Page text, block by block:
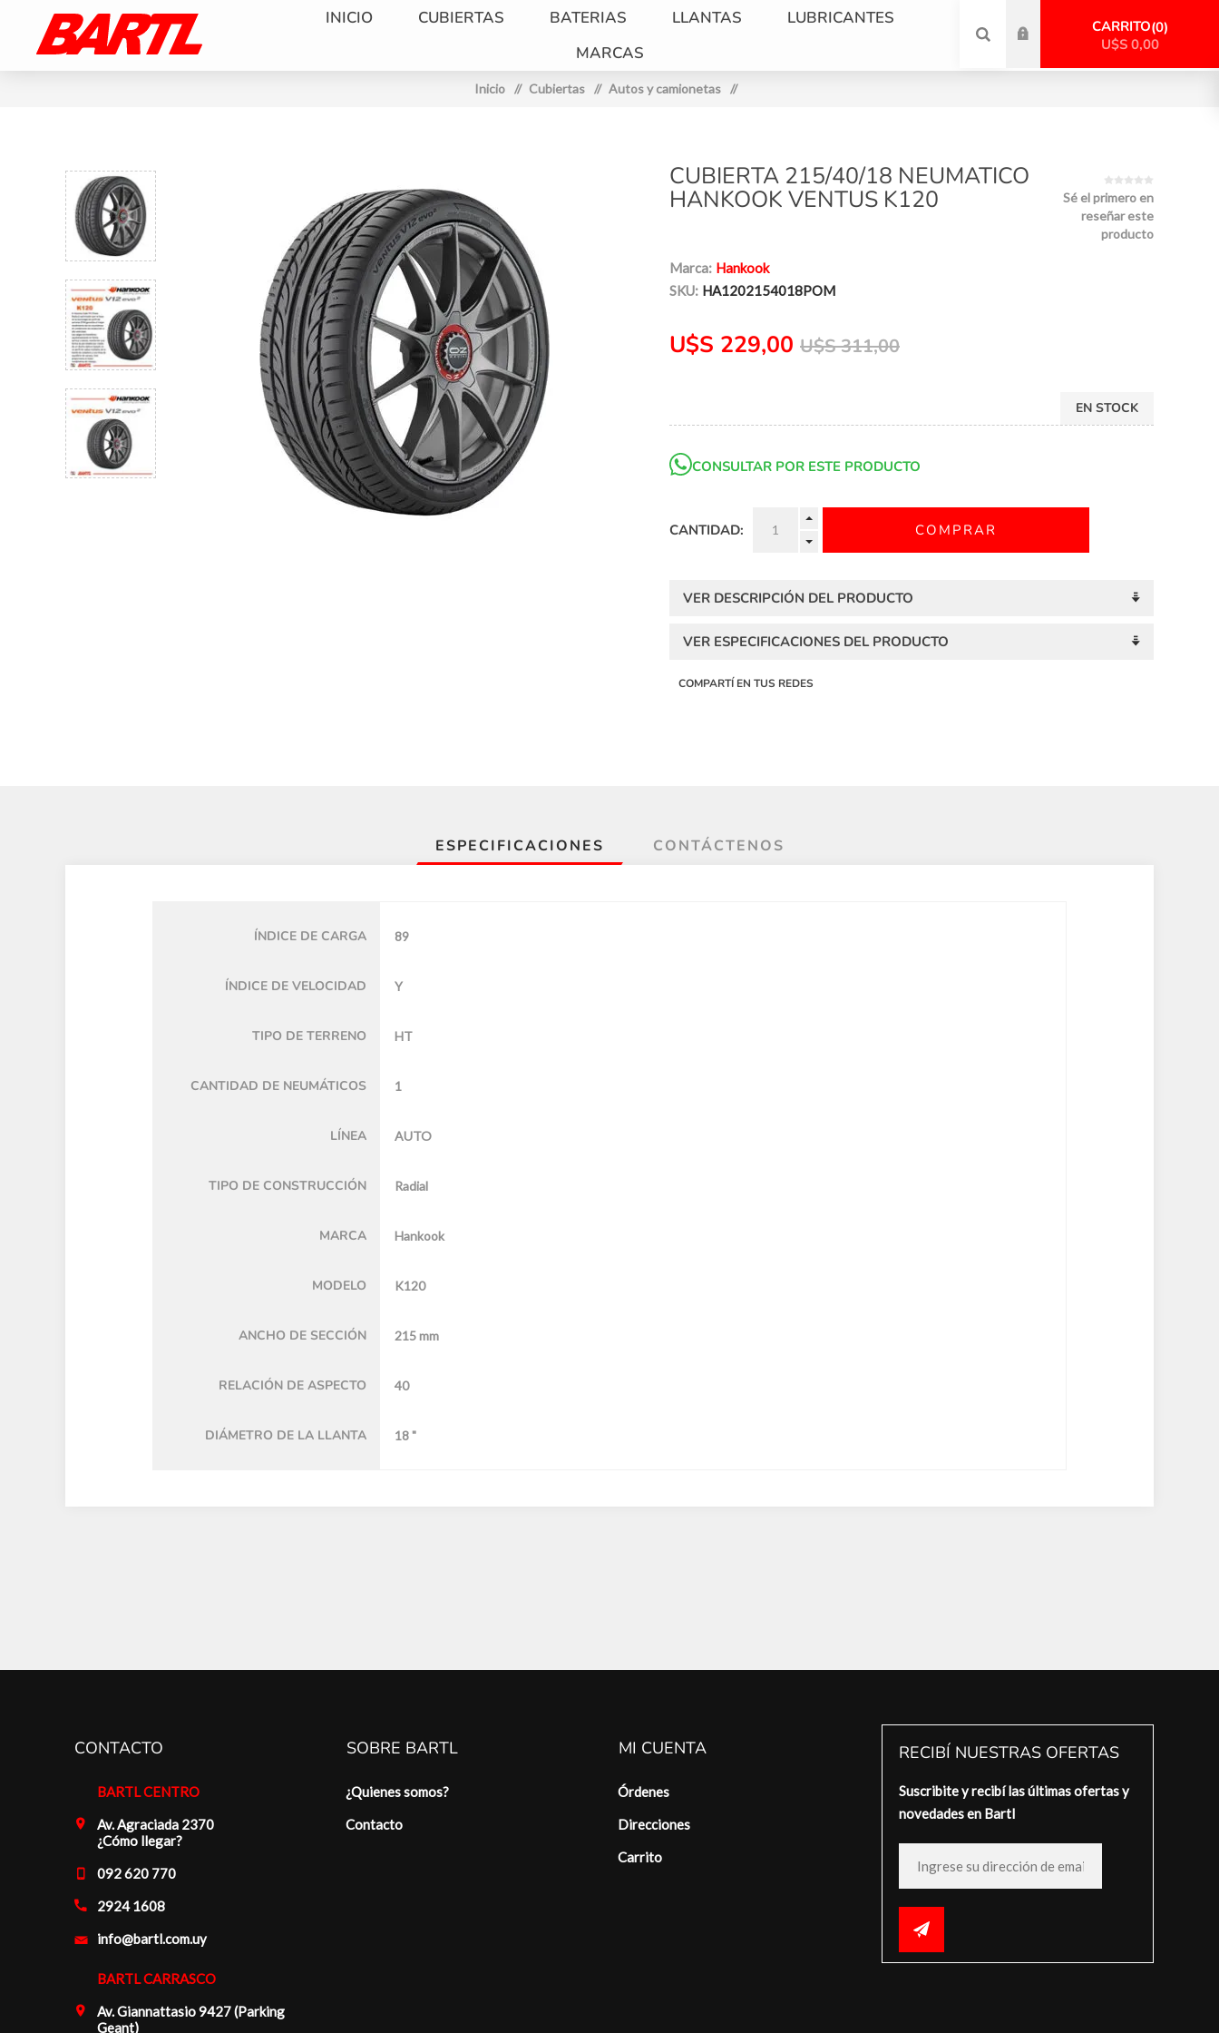
INICIO CUBIERTAS BATERIAS LLANTAS
LUBRICANTES
MARCAS
CARRITO 0
U$S 0,00
Inicio / Cubiertas / Autos y camionetas /
CUBIERTA 215/40/18 NEUMATICO
HANKOOK VENTUS K120
Marca: Hankook
SKU: HA1202154018POM
Sé el primero en
reseñar este
producto
U$S 229,00 U$S 311,00
EN STOCK
CONSULTAR POR ESTE PRODUCTO
CANTIDAD:
VER DESCRIPCIÓN DEL PRODUCTO
VER ESPECIFICACIONES DEL PRODUCTO
COMPARTÍ EN TUS REDES
ESPECIFICACIONES CONTÁCTENOS
ÍNDICE DE CARGA 89
ÍNDICE DE VELOCIDAD Y
TIPO DE TERRENO HT
CANTIDAD DE NEUMÁTICOS 1
LÍNEA AUTO
TIPO DE CONSTRUCCIÓN Radial
MARCA Hankook
MODELO K120
ANCHO DE SECCIÓN 215 mm
RELACIÓN DE ASPECTO 40
DIÁMETRO DE LA LLANTA 18 "
CONTACTO
BARTL CENTRO
Av. Agraciada 2370
¿Cómo llegar?
092 620 770
2924 1608
info@bartl.com.uy
BARTL CARRASCO
Av. Giannattasio 9427 (Parking
Geant)
SOBRE BARTL
¿Quienes somos?
Contacto
MI CUENTA
Órdenes
Direcciones
Carrito
RECIBÍ NUESTRAS OFERTAS
Suscribite y recibí las últimas ofertas y
novedades en Bartl